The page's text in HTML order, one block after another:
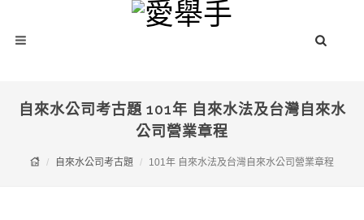
自來水公司考古題 101年 自來水法及台灣自來水
公司營業章程
自來水公司考古題 101年 自來水法及台灣自來水公司營業章程